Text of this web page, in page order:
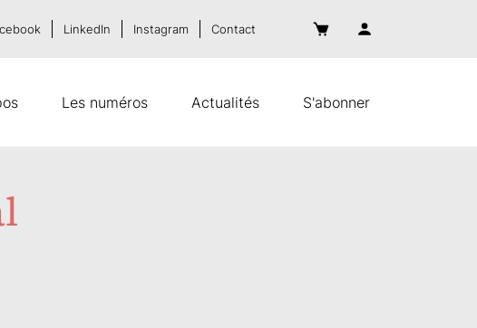
Les numéros Actualités S'abonner
LinkedIn Instagram Contact